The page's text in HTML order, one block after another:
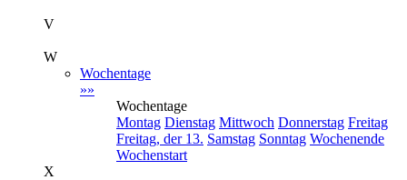
V
W
Wochentage
»»
Wochentage
Montag Dienstag Mittwoch Donnerstag Freitag
Freitag, der 13. Samstag Sonntag Wochenende
Wochenstart
X